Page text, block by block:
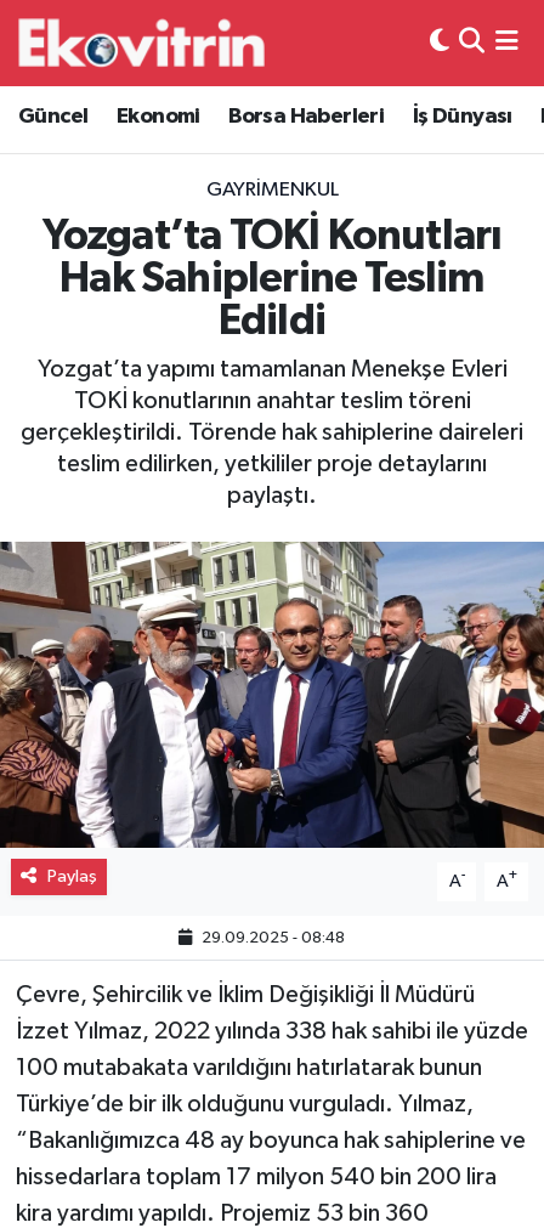
Güncel Ekonomi Borsa Haberleri İş Dünyası
GAYRIMENKUL
Yozgat’ta TOKİ Konutları
Hak Sahiplerine Teslim
Edildi
Yozgat’ta yapımı tamamlanan Menekşe Evleri
TOKİ konutlarının anahtar teslim töreni
gerçekleştirildi. Törende hak sahiplerine daireleri
teslim edilirken, yetkililer proje detaylarını
paylaştı.
Paylaş A- A+
29.09.2025 - 08:48
Çevre, Şehircilik ve İklim Değişikliği İl Müdürü
İzzet Yılmaz, 2022 yılında 338 hak sahibi ile yüzde
100 mutabakata varıldığını hatırlatarak bunun
Türkiye’de bir ilk olduğunu vurguladı. Yılmaz,
“Bakanlığımızca 48 ay boyunca hak sahiplerine ve
hissedarlara toplam 17 milyon 540 bin 200 lira
kira yardımı yapıldı. Projemiz 53 bin 360
Güncel
Ekonomi
Borsa Haberleri
İş Dünyası
Otovitrin
Asayiş
Gayrimenkul
Spor
Eğitim
Hava Durumu
Trafik Durumu
Süper Lig Puan Durumu ve Fikstür
Tüm Manşetler
Son Dakika Haberleri
Haber Arşivi